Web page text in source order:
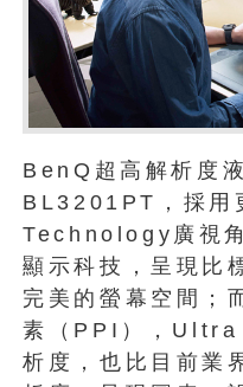
BenQ超高解析度
BL3201PT，採用
Technology廣視
顯示科技，呈現比
完美的螢幕空間；
素（PPI），
析度，也比目前